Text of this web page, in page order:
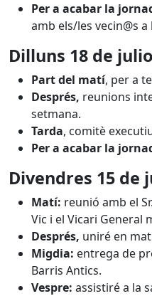
Per a acabar la
amb els/les vecin@s
Dilluns 18 de
Part del matí, per a
Després, reunions
setmana.
Tarda, comitè
Per a acabar la
Divendres 15 de
Matí: reunió amb el
Vic i el Vicari General
Després, uniré en
Migdia: entrega de
Barris Antics.
Vespre: assistiré a la